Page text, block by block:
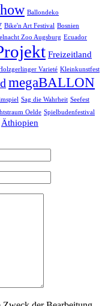
Ballondeko
Bike'n Art Festival Bosnien
Zoo Augsburg Ecuador
Freizeitland
Varieté Kleinkunstfest
megaBALLON
Sag die Wahrheit Seefest
Oelde Spielbudenfestival
Äthiopien